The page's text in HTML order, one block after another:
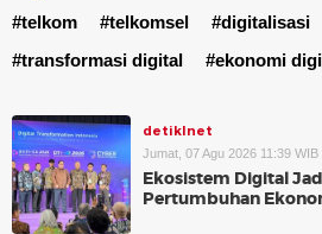
#telkom #telkomsel
#digitalisasi
#transformasi digital
#ekonomi
detikInet
Jumat, 07 Agu 2026 11:39 WIB
Ekosistem Digital
Pertumbuhan